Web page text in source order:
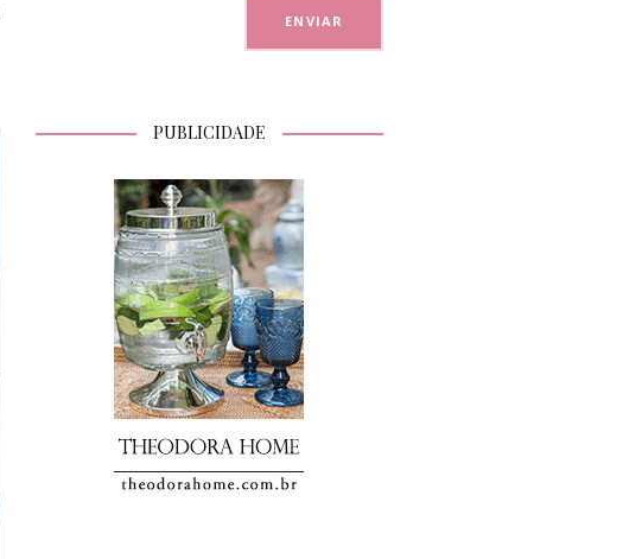
PUBLICIDADE